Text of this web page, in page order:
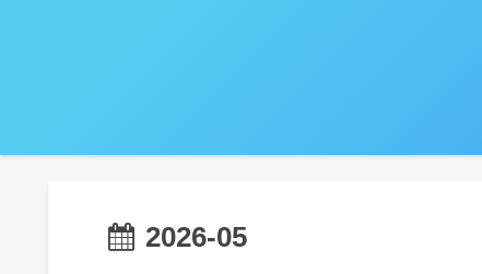
2026-05